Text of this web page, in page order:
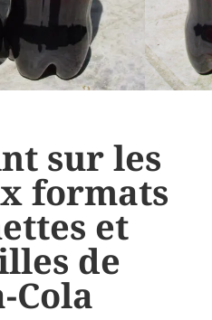
sur les
formats
et
de
Cola